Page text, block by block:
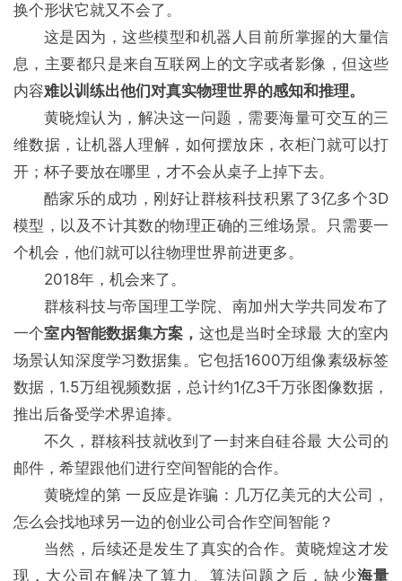
换个形状它就又不会了。
这是因为，这些模型和机器人目前所掌握的大量信
息，主要都只是来自互联网上的文字或者影像，但这些
内容难以训练出他们对真实物理世界的感知和推理。
黄晓煌认为，解决这一问题，需要海量可交互的三
维数据，让机器人理解，如何摆放床，衣柜门就可以打
开；杯子要放在哪里，才不会从桌子上掉下去。
酷家乐的成功，刚好让群核科技积累了3亿多个3D
模型，以及不计其数的物理正确的三维场景。只需要一
个机会，他们就可以往物理世界前进更多。
2018年，机会来了。
群核科技与帝国理工学院、南加州大学共同发布了
一个室内智能数据集方案， 这也是当时全球最 大的室内
场景认知深度学习数据集。它包括1600万组像素级标签
数据，1.5万组视频数据，总计约1亿3千万张图像数据，
推出后备受学术界追捧。
不久，群核科技就收到了一封来自硅谷最 大公司的
邮件，希望跟他们进行空间智能的合作。
黄晓煌的第 一反应是诈骗：几万亿美元的大公司，
怎么会找地球另一边的创业公司合作空间智能？
当然，后续还是发生了真实的合作。黄晓煌这才发
现，大公司在解决了算力、算法问题之后，缺少海量